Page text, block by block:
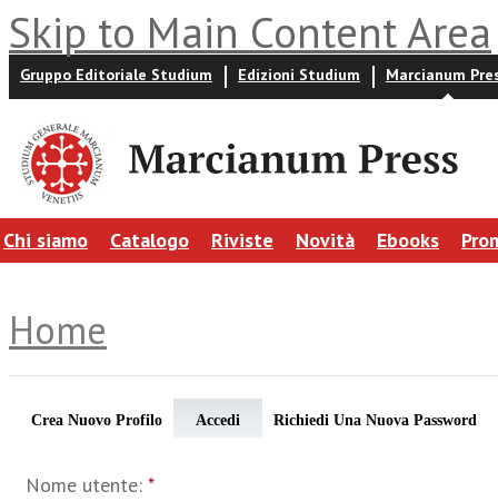
Skip to Main Content Area
Gruppo Editoriale Studium Edizioni Studium Marcianum
Chi siamo Catalogo Riviste Novità Ebooks
Home
Crea Nuovo Profilo Accedi Richiedi Una Nuova Password
Nome utente: *